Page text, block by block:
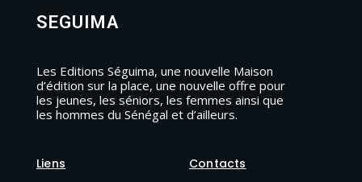
SEGUIMA
Les Editions Séguima, une nouvelle Maison
d’édition sur la place, une nouvelle offre pour
les jeunes, les séniors, les femmes ainsi que
les hommes du Sénégal et d’ailleurs.
Liens
Contacts